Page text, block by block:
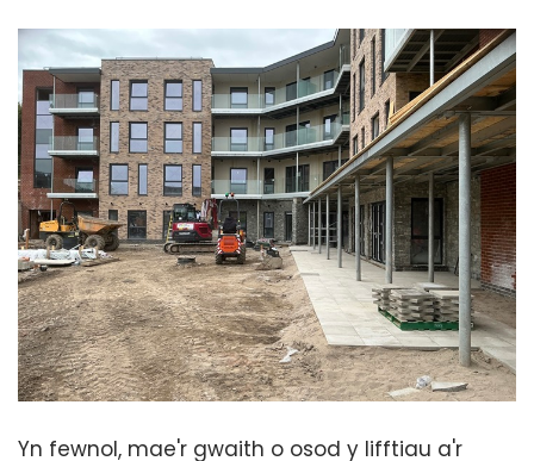
Yn fewnol, mae'r gwaith o osod y lifftiau a'r